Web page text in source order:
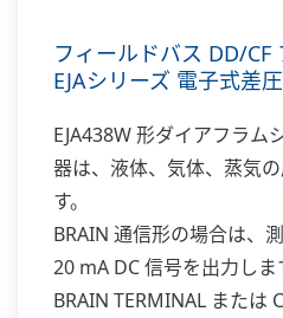
フィールドバス DD/CF
EJAシリーズ 電子式差
EJA438W 形ダイアフラム
器は、液体、気体、蒸気
す。
BRAIN 通信形の場合は、
20 mA DC 信号を出力しま
BRAIN TERMINAL または